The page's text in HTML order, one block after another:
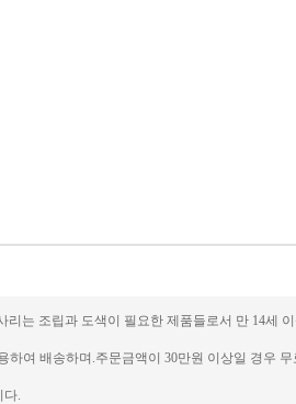
리는 조립과 도색이 필요한 제품들로서 만 14세
여 배송하며.주문금액이 30만원 이상일 경우 무
다.